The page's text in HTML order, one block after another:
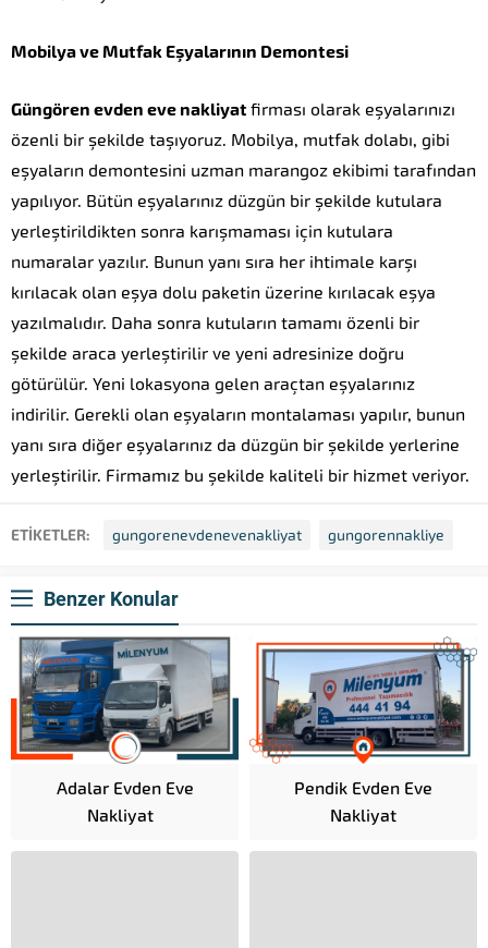
Mobilya ve Mutfak Eşyalarının Demontesi
Güngören evden eve nakliyat firması olarak eşyalarınızı
özenli bir şekilde taşıyoruz. Mobilya, mutfak dolabı, gibi
eşyaların demontesini uzman marangoz ekibimi tarafından
yapılıyor. Bütün eşyalarınız düzgün bir şekilde kutulara
yerleştirildikten sonra karışmaması için kutulara
numaralar yazılır. Bunun yanı sıra her ihtimale karşı
kırılacak olan eşya dolu paketin üzerine kırılacak eşya
yazılmalıdır. Daha sonra kutuların tamamı özenli bir
şekilde araca yerleştirilir ve yeni adresinize doğru
götürülür. Yeni lokasyona gelen araçtan eşyalarınız
indirilir. Gerekli olan eşyaların montalaması yapılır, bunun
yanı sıra diğer eşyalarınız da düzgün bir şekilde yerlerine
yerleştirilir. Firmamız bu şekilde kaliteli bir hizmet veriyor.
ETİKETLER: gungorenevdenevenakliyat gungorennakliye
Benzer Konular
Adalar Evden Eve
Nakliyat
Pendik Evden Eve
Nakliyat